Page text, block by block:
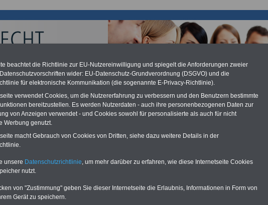
hat die Berliner Landesbesoldung für verfassungs-
(Berlin muss bisMärz 2027 eine Neuregelung der Besoldung
Auch beim Bund (Beamte & Ruhestandsbeamte) gibt es teilweise
(Medienberichten zufolge liegt diese für
heraus, die unmittelbar nach dem Beschluss des Gesetzentwurfs der
vorgelegt wird - im II. Quartal.2026 >>>
in Rheinland-Pfalz
Unser
beachtet die Richtlinie zur EU-Nutzereinwilligung und spiegelt die Anforderungen zweier
wider: EU-Datenschutz-Grundverordnung (DSGVO) und die
für elektronische Kommunikation (die sogenannte E-Privacy-Richtlinie).
verwendet Cookies, um die Nutzererfahrung zu verbessern und den Benutzern bestimmte
bereitzustellen. Es werden Nutzerdaten - auch ihre personenbezogenen Daten zur
von Anzeigen verwendet - und Cookies sowohl für personalisierte als auch für nicht
Werbung genutzt.
macht Gebrauch von Cookies von Dritten, siehe dazu weitere Details in der
unsere Datenschutzrichtlinie, um mehr darüber zu erfahren, wie diese Internetseite Cookies
nutzt.
von "Zustimmung" geben Sie dieser Internetseite die Erlaubnis, Informationen in Form von
Gerät zu speichern.